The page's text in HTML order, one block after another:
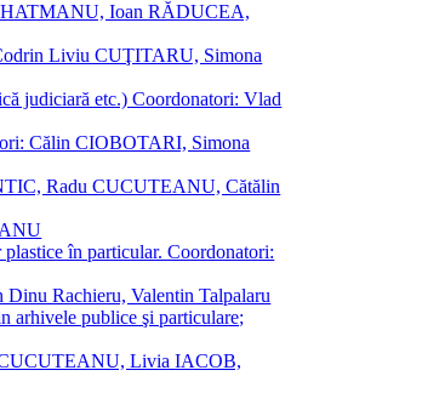
HATMANU, Ioan RĂDUCEA,
Liviu CUŢITARU, Simona
judiciară etc.) Coordonatori: Vlad
Călin CIOBOTARI, Simona
Radu CUCUTEANU, Cătălin
în particular. Coordonatori:
Dinu Rachieru, Valentin Talpalaru
arhivele publice şi particulare;
CUCUTEANU, Livia IACOB,